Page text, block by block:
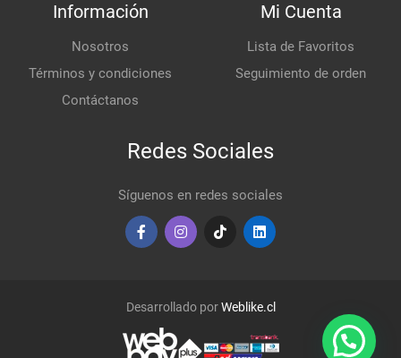
Información
Nosotros
Términos y condiciones
Contáctanos
Mi Cuenta
Lista de Favoritos
Seguimiento de orden
Redes Sociales
Síguenos en redes sociales
Desarrollado porWeblike.cl